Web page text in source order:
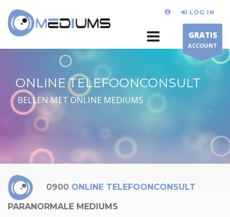
LOG IN
GRATIS
ACCOUNT
ONLINE TELEFOONCONSULT
BELLEN MET ONLINE MEDIUMS
0900 ONLINE TELEFOONCONSULT
PARANORMALE MEDIUMS